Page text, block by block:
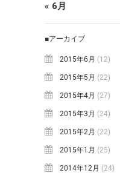
« 6月
■アーカイブ
2015年6月 (12)
2015年5月 (22)
2015年4月 (27)
2015年3月 (24)
2015年2月 (22)
2015年1月 (25)
2014年12月 (24)